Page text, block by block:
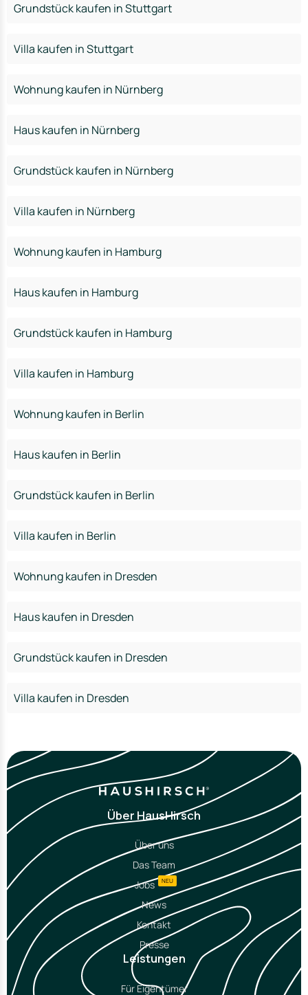
Grundstück kaufen in Stuttgart
Villa kaufen in Stuttgart
Wohnung kaufen in Nürnberg
Haus kaufen in Nürnberg
Grundstück kaufen in Nürnberg
Villa kaufen in Nürnberg
Wohnung kaufen in Hamburg
Haus kaufen in Hamburg
Grundstück kaufen in Hamburg
Villa kaufen in Hamburg
Wohnung kaufen in Berlin
Haus kaufen in Berlin
Grundstück kaufen in Berlin
Villa kaufen in Berlin
Wohnung kaufen in Dresden
Haus kaufen in Dresden
Grundstück kaufen in Dresden
Villa kaufen in Dresden
Über HausHirsch
Über uns
Das Team
Jobs
NEU
News
Kontakt
Presse
Leistungen
Für Eigentümer